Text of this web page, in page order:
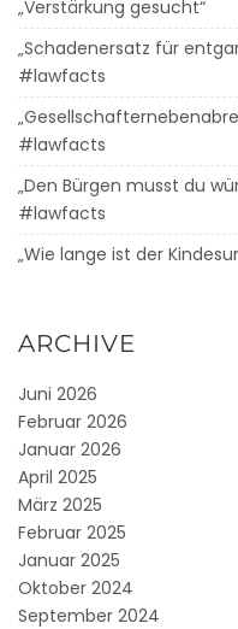
„Verstärkung gesucht“
„Schadenersatz für
#lawfacts
#lawfacts
„Den Bürgen musst du
#lawfacts
„Wie lange ist der
ARCHIVE
Juni 2026
Februar 2026
Januar 2026
April 2025
März 2025
Februar 2025
Januar 2025
Oktober 2024
September 2024